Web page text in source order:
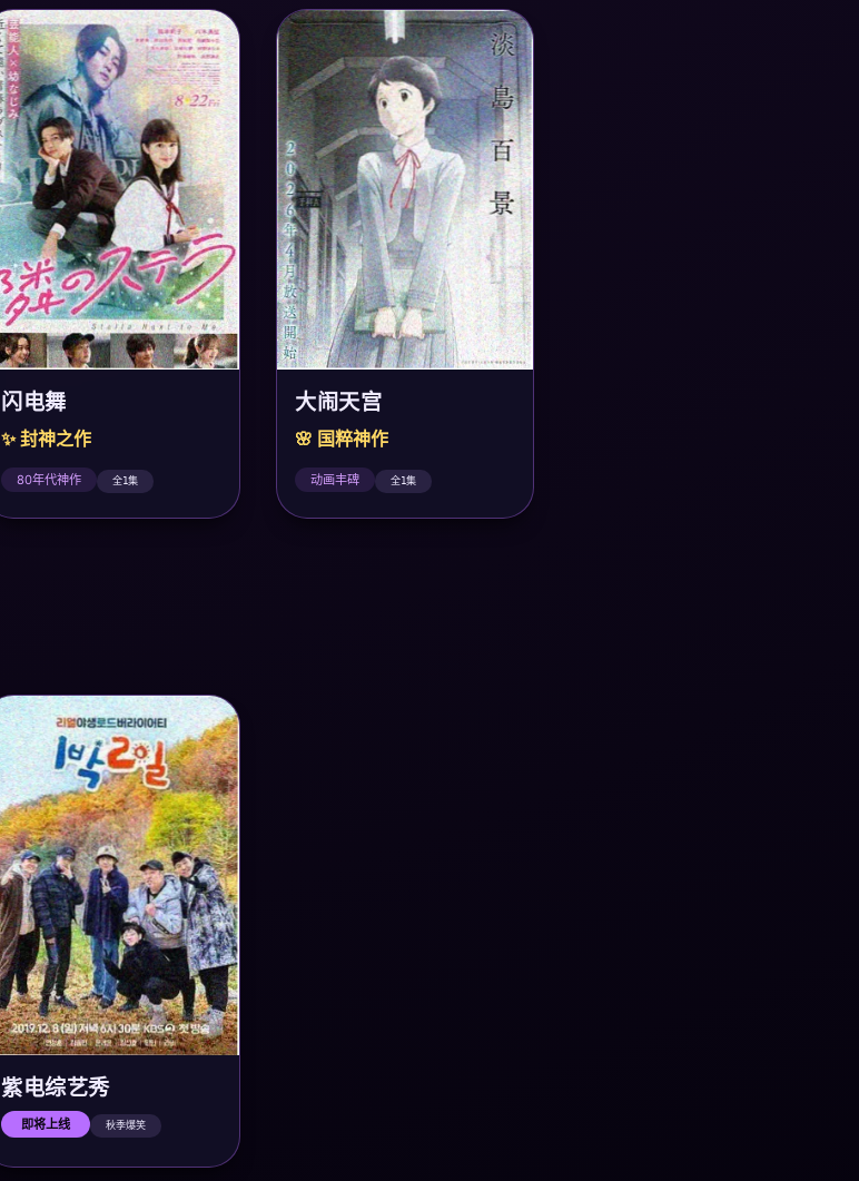
闪电舞
✨ 封神之作
80年代神作 全1集
大闹天宫
🌸 国粹神作
动画丰碑 全1集
紫电综艺秀
即将上线 秋季爆笑